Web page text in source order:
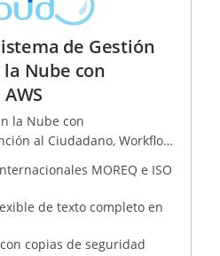
de Gestión
Nube con
la Nube con
al Ciudadano, Workflow
MOREQ e ISO
de texto completo en
copias de seguridad